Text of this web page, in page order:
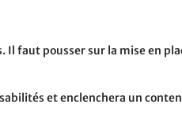
faut pousser sur la mise en
et enclenchera un